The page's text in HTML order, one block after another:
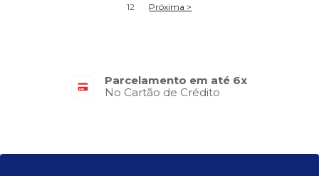
12 Próxima >
Parcelamento em até 6x
No Cartão de Crédito